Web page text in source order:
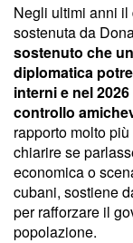
Negli ultimi anni
sostenuta da
sostenuto che
diplomatica
interni e nel
controllo
rapporto molto
chiarire se
economica o
cubani, sostiene
per rafforzare il
popolazione.